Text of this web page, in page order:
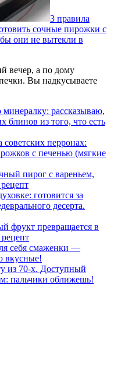
3 правила
сочные пирожки с
они не вытекли в
вечер, а по дому
Вы надкусываете
рассказываю,
блинов из того, что есть
перронах:
с печенью (мягкие
пирог с вареньем,
готовится за
десерта.
фрукт превращается в
себя смаженки —
вкусные!
из 70-х. Доступный
пальчики оближешь!